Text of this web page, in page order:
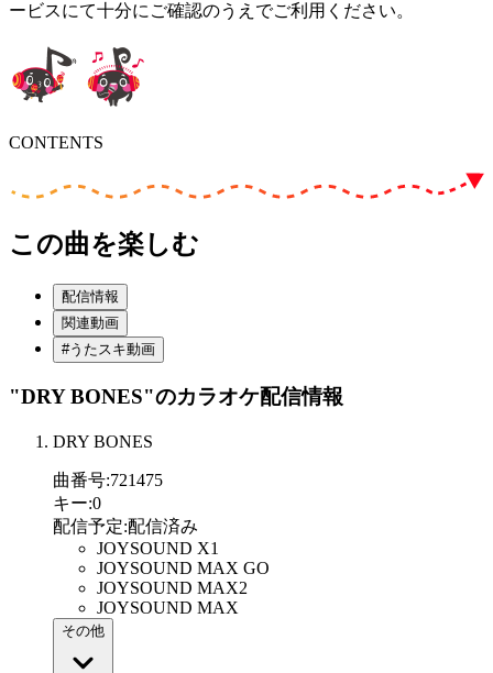
ービスにて十分にご確認のうえでご利用ください。
CONTENTS
この曲を楽しむ
配信情報
関連動画
#うたスキ動画
"DRY BONES"のカラオケ配信情報
DRY BONES
曲番号:721475
キー:0
配信予定:配信済み
JOYSOUND X1
JOYSOUND MAX GO
JOYSOUND MAX2
JOYSOUND MAX
その他